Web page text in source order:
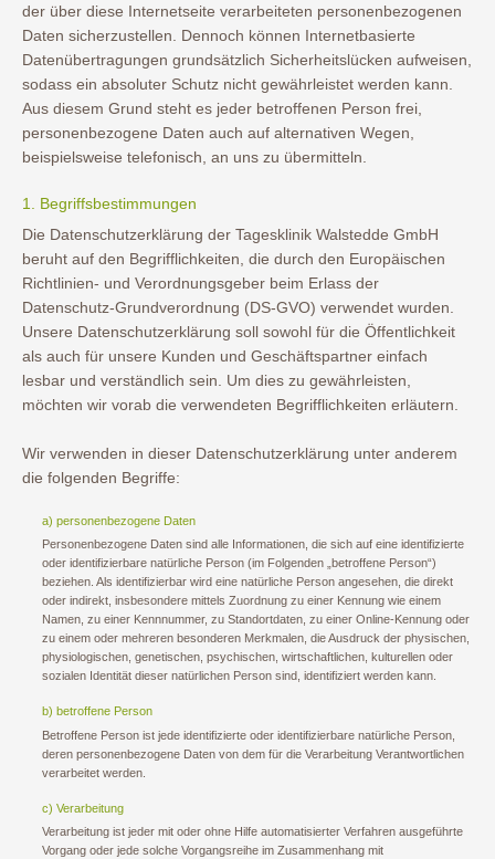
der über diese Internetseite verarbeiteten personenbezogenen
Daten sicherzustellen. Dennoch können Internetbasierte
Datenübertragungen grundsätzlich Sicherheitslücken aufweisen,
sodass ein absoluter Schutz nicht gewährleistet werden kann.
Aus diesem Grund steht es jeder betroffenen Person frei,
personenbezogene Daten auch auf alternativen Wegen,
beispielsweise telefonisch, an uns zu übermitteln.
1. Begriffsbestimmungen
Die Datenschutzerklärung der Tagesklinik Walstedde GmbH
beruht auf den Begrifflichkeiten, die durch den Europäischen
Richtlinien- und Verordnungsgeber beim Erlass der
Datenschutz-Grundverordnung (DS-GVO) verwendet wurden.
Unsere Datenschutzerklärung soll sowohl für die Öffentlichkeit
als auch für unsere Kunden und Geschäftspartner einfach
lesbar und verständlich sein. Um dies zu gewährleisten,
möchten wir vorab die verwendeten Begrifflichkeiten erläutern.
Wir verwenden in dieser Datenschutzerklärung unter anderem
die folgenden Begriffe:
a) personenbezogene Daten
Personenbezogene Daten sind alle Informationen, die sich auf eine identifizierte
oder identifizierbare natürliche Person (im Folgenden „betroffene Person“)
beziehen. Als identifizierbar wird eine natürliche Person angesehen, die direkt
oder indirekt, insbesondere mittels Zuordnung zu einer Kennung wie einem
Namen, zu einer Kennnummer, zu Standortdaten, zu einer Online-Kennung oder
zu einem oder mehreren besonderen Merkmalen, die Ausdruck der physischen,
physiologischen, genetischen, psychischen, wirtschaftlichen, kulturellen oder
sozialen Identität dieser natürlichen Person sind, identifiziert werden kann.
b) betroffene Person
Betroffene Person ist jede identifizierte oder identifizierbare natürliche Person,
deren personenbezogene Daten von dem für die Verarbeitung Verantwortlichen
verarbeitet werden.
c) Verarbeitung
Verarbeitung ist jeder mit oder ohne Hilfe automatisierter Verfahren ausgeführte
Vorgang oder jede solche Vorgangsreihe im Zusammenhang mit